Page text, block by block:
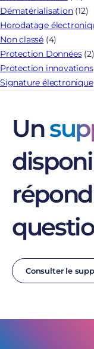
Dématérialisation(12)
Horodatage
Non classé (4)
Protection Données(2)
Protection innovations
Signature électronique
Un
Consulter le